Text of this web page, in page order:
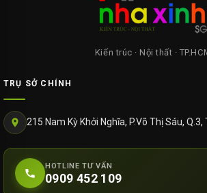
Kiến trúc · Nội thất ·
TRỤ SỞ CHÍNH
215 Nam Kỳ Khởi Nghĩa, P.Võ Thị Sáu, Q.3,
HOTLINE TƯ VẤN
0909 452 109